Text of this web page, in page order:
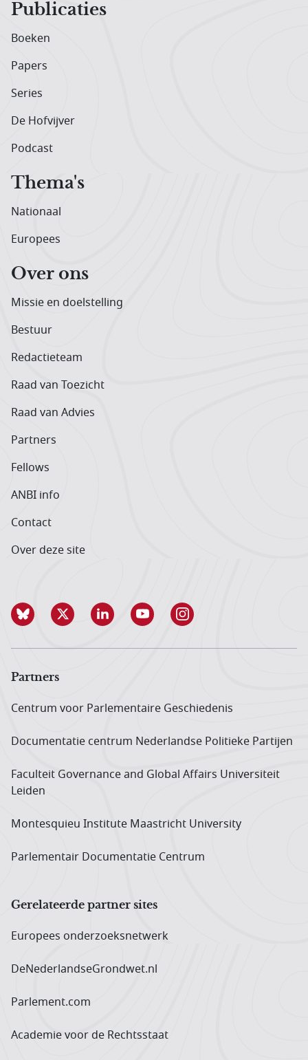
Publicaties
Boeken
Papers
Series
De Hofvijver
Podcast
Thema's
Nationaal
Europees
Over ons
Missie en doelstelling
Bestuur
Redactieteam
Raad van Toezicht
Raad van Advies
Partners
Fellows
ANBI info
Contact
Over deze site
Partners
Centrum voor Parlementaire Geschiedenis
Documentatie centrum Neder­landse Politieke Partijen
Faculteit Governance and Global Affairs Universiteit
Leiden
Montesquieu Institute Maastricht University
Parlementair Documentatie Centrum
Gerelateerde partner sites
Europees onderzoeks­netwerk
DeNederlandseGrondwet.nl
Parlement.com
Academie voor de Rechtsstaat